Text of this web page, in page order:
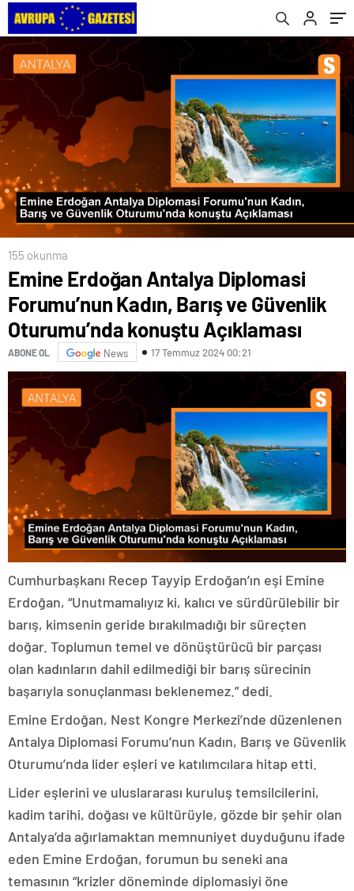
Oturumu’nda konuştu Açıklaması
155 okunma
Emine Erdoğan Antalya Diplomasi
Forumu’nun Kadın, Barış ve Güvenlik
Oturumu’nda konuştu Açıklaması
ABONE OL News 17 Temmuz 2024 00:21
Cumhurbaşkanı Recep Tayyip Erdoğan’ın eşi Emine
Erdoğan, “Unutmamalıyız ki, kalıcı ve sürdürülebilir bir
barış, kimsenin geride bırakılmadığı bir süreçten
doğar. Toplumun temel ve dönüştürücü bir parçası
olan kadınların dahil edilmediği bir barış sürecinin
başarıyla sonuçlanması beklenemez.” dedi.
Emine Erdoğan, Nest Kongre Merkezi’nde düzenlenen
Antalya Diplomasi Forumu’nun Kadın, Barış ve Güvenlik
Oturumu’nda lider eşleri ve katılımcılara hitap etti.
Lider eşlerini ve uluslararası kuruluş temsilcilerini,
kadim tarihi, doğası ve kültürüyle, gözde bir şehir olan
Antalya’da ağırlamaktan memnuniyet duyduğunu ifade
eden Emine Erdoğan, forumun bu seneki ana
temasının “krizler döneminde diplomasiyi öne